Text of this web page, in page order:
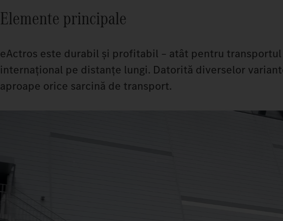
Elemente principale
eActros este durabil și profitabil – atât pentru
internațional pe distanțe lungi. Datorită diverselor
aproape orice sarcină de transport.